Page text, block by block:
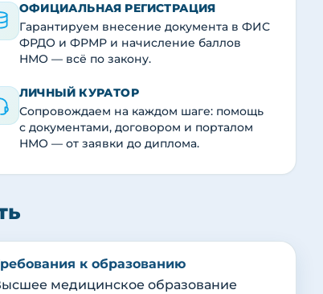
ОФИЦИАЛЬНАЯ РЕГИСТРАЦИЯ
Гарантируем внесение документа в ФИС
ФРДО и ФРМР и начисление баллов
НМО — всё по закону.
ЛИЧНЫЙ КУРАТОР
Сопровождаем на каждом шаге: помощь
с документами, договором и порталом
НМО — от заявки до диплома.
к образованию
медицинское образование